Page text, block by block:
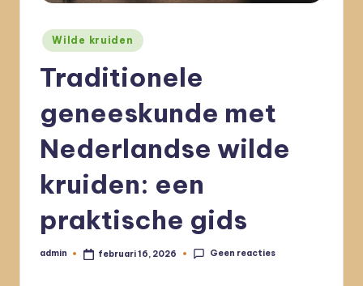
Geplaatst
in
Wilde kruiden
Traditionele
geneeskunde met
Nederlandse wilde
kruiden: een
praktische gids
Geplaatst
admin februari 16, 2026 Geen reacties